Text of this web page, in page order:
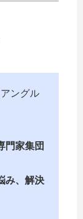
ングル
門家集団
み、解決